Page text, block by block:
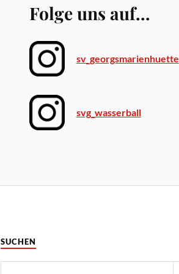
Folge uns auf...
sv_georgsmarienhuette
svg_wasserball
SUCHEN